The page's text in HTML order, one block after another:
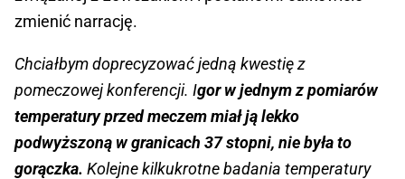
zmienić narrację.
Chciałbym doprecyzować jedną kwestię z
pomeczowej konferencji. Igor w jednym z pomiarów
temperatury przed meczem miał ją lekko
podwyższoną w granicach 37 stopni, nie była to
gorączka. Kolejne kilkukrotne badania temperatury